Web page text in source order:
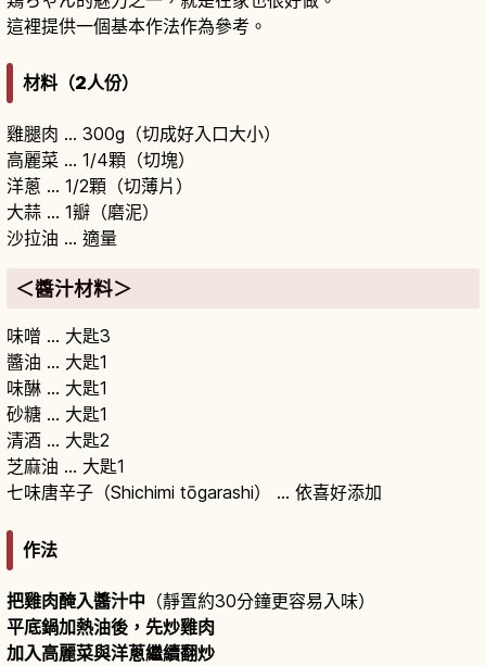
這裡提供一個基本作法作為參考。
材料（2人份）
雞腿肉 … 300g（切成好入口大小）
高麗菜 … 1/4顆（切塊）
洋蔥 … 1/2顆（切薄片）
大蒜 … 1瓣（磨泥）
沙拉油 … 適量
＜醬汁材料＞
味噌 … 大匙3
醬油 … 大匙1
味醂 … 大匙1
砂糖 … 大匙1
清酒 … 大匙2
芝麻油 … 大匙1
七味唐辛子（Shichimi tōgarashi） … 依喜好添加
作法
把雞肉醃入醬汁中 （靜置約30分鐘更容易入味）
平底鍋加熱油後，先炒雞肉
加入高麗菜與洋蔥繼續翻炒